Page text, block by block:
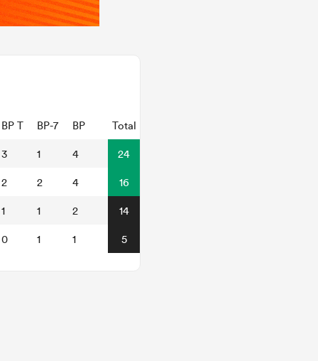
BP T BP-7 BP Total
3 1 4 24
2 2 4 16
1 1 2 14
0 1 1 5